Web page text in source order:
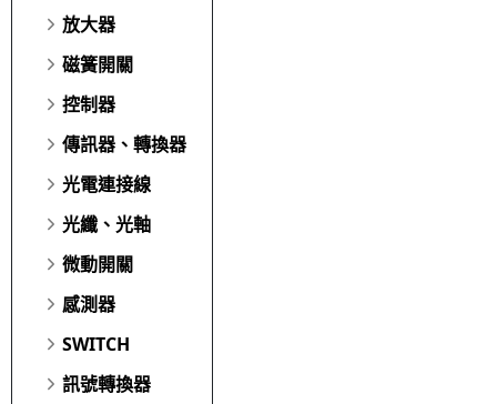
放大器
磁簧開關
控制器
傳訊器、轉換器
光電連接線
光纖、光軸
微動開關
感測器
SWITCH
訊號轉換器